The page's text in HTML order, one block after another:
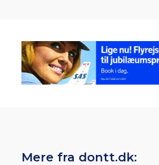
Mere fra dontt.dk: